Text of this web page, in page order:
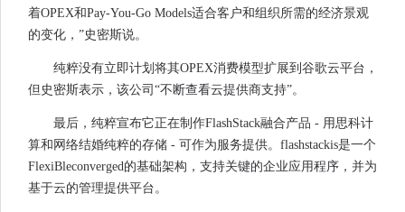
着OPEX和Pay-You-Go Models适合客户和组织所需的经济景观
的变化，”史密斯说。
纯粹没有立即计划将其OPEX消费模型扩展到谷歌云平台，
但史密斯表示，该公司“不断查看云提供商支持”。
最后，纯粹宣布它正在制作FlashStack融合产品 - 用思科计
算和网络结婚纯粹的存储 - 可作为服务提供。flashstackis是一个
FlexiBleconverged的基础架构，支持关键的企业应用程序，并为
基于云的管理提供平台。